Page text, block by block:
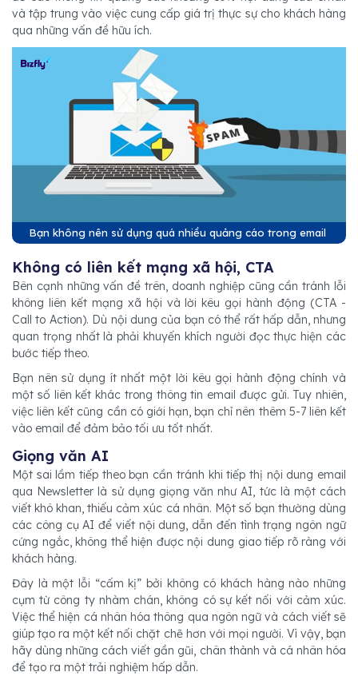
và tập trung vào việc cung cấp giá trị thực sự cho khách hàng
qua những vấn đề hữu ích.
Bạn không nên sử dụng quá nhiều quảng cáo trong email
Không có liên kết mạng xã hội, CTA
Bên cạnh những vấn đề trên, doanh nghiệp cũng cần tránh lỗi
không liên kết mạng xã hội và lời kêu gọi hành động (CTA -
Call to Action). Dù nội dung của bạn có thể rất hấp dẫn, nhưng
quan trọng nhất là phải khuyến khích người đọc thực hiện các
bước tiếp theo.
Bạn nên sử dụng ít nhất một lời kêu gọi hành động chính và
một số liên kết khác trong thông tin email được gửi. Tuy nhiên,
việc liên kết cũng cần có giới hạn, bạn chỉ nên thêm 5-7 liên kết
vào email để đảm bảo tối ưu tốt nhất.
Giọng văn AI
Một sai lầm tiếp theo bạn cần tránh khi tiếp thị nội dung email
qua Newsletter là sử dụng giọng văn như AI, tức là một cách
viết khô khan, thiếu cảm xúc cá nhân. Một số bạn thường dùng
các công cụ AI để viết nội dung, dẫn đến tình trạng ngôn ngữ
cứng ngắc, không thể hiện được nội dung giao tiếp rõ ràng với
khách hàng.
Đây là một lỗi “cấm kị” bởi không có khách hàng nào những
cụm từ công ty nhàm chán, không có sự kết nối với cảm xúc.
Việc thể hiện cá nhân hóa thông qua ngôn ngữ và cách viết sẽ
giúp tạo ra một kết nối chặt chẽ hơn với mọi người. Vì vậy, bạn
hãy dùng những cách viết gần gũi, chân thành và cá nhân hóa
để tạo ra một trải nghiệm hấp dẫn.